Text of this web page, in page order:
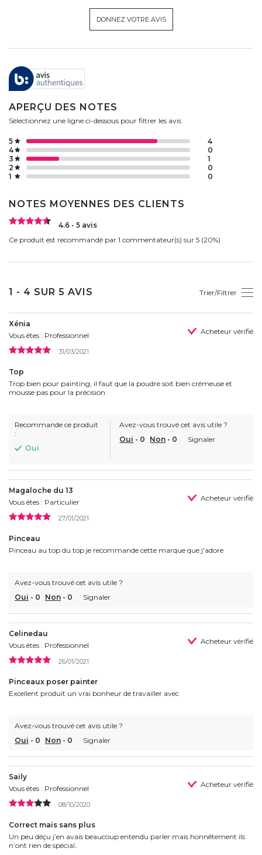
DONNEZ VOTRE AVIS
APERÇU DES NOTES
Sélectionnez une ligne ci-dessous pour filtrer les avis
1 0
2 0
3 1
4 0
5 4
NOTES MOYENNES DES CLIENTS
4.6 - 5 avis
Ce produit est recommandé par 1 commentateur(s) sur 5 (20%)
1 - 4 SUR 5 AVIS Trier/Filtrer
Xénia
Vous êtes : Professionnel
Acheteur vérifié
31/03/2021
Top
Trop bien pour painting, il faut que la poudre soit bien crémeuse et
mousse pas pour la précision
Recommande ce produit
:
Oui
Avez-vous trouvé cet avis utile ?
Oui - 0 Non - 0 Signaler
Magaloche du 13
Vous êtes : Particulier
Acheteur vérifié
27/01/2021
Pinceau
Pinceau au top du top je recommande cette marque que j'adore
Avez-vous trouvé cet avis utile ?
Oui - 0 Non - 0 Signaler
Celinedau
Vous êtes : Professionnel
Acheteur vérifié
26/01/2021
Pinceaux poser painter
Excellent produit un vrai bonheur de travailler avec
Avez-vous trouvé cet avis utile ?
Oui - 0 Non - 0 Signaler
Saily
Vous êtes : Professionnel
Acheteur vérifié
08/10/2020
Correct mais sans plus
Un peu déçu j’en avais beaucoup entendu parler mais honnêtement ils
n’ont rien de spécial..